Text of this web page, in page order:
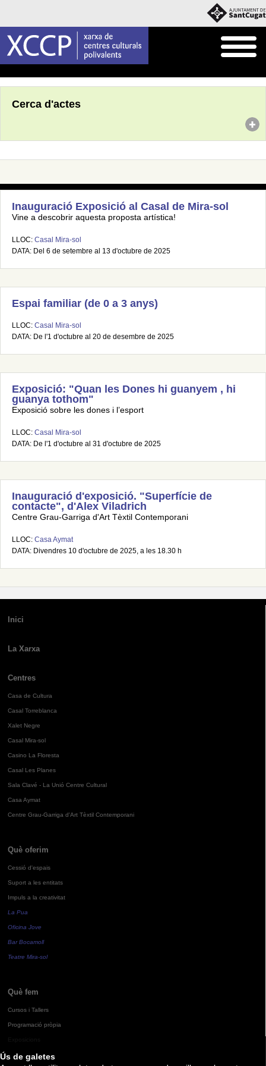
Ús de galetes
Cerca d'actes
Inauguració Exposició al Casal de Mira-sol
Vine a descobrir aquesta proposta artística!
LLOC: Casal Mira-sol
DATA: Del 6 de setembre al 13 d'octubre de 2025
Espai familiar (de 0 a 3 anys)
LLOC: Casal Mira-sol
DATA: De l'1 d'octubre al 20 de desembre de 2025
Exposició: "Quan les Dones hi guanyem , hi
guanya tothom"
Exposició sobre les dones i l’esport
LLOC: Casal Mira-sol
DATA: De l'1 d'octubre al 31 d'octubre de 2025
Inauguració d'exposició. "Superfície de
contacte", d'Alex Viladrich
Centre Grau-Garriga d'Art Tèxtil Contemporani
LLOC: Casa Aymat
DATA: Divendres 10 d'octubre de 2025, a les 18.30 h
Inici
La Xarxa
Centres
Casa de Cultura
Casal Torreblanca
Xalet Negre
Casal Mira-sol
Casino La Floresta
Casal Les Planes
Sala Clavé - La Unió Centre Cultural
Casa Aymat
Centre Grau-Garriga d'Art Tèxtil Contemporani
Què oferim
Cessió d'espais
Suport a les entitats
Impuls a la creativitat
La Pua
Oficina Jove
Bar Bocamoll
Teatre Mira-sol
Què fem
Cursos i Tallers
Programació pròpia